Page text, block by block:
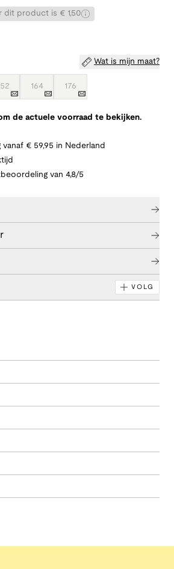
dit product is € 1,50
Wat is mijn maat?
164 176
de actuele voorraad te bekijken.
€ 59,95 in Nederland
van 4,8/5
VOLG